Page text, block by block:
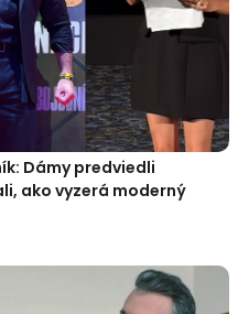
Dámy predviedli
ako vyzerá moderný